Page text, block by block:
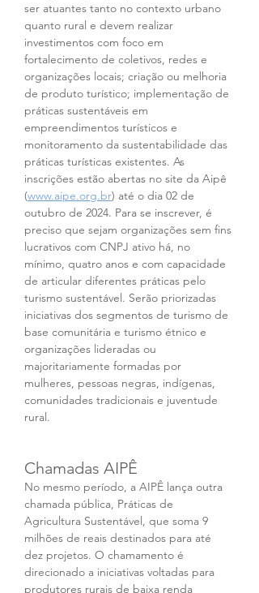
ser atuantes tanto no contexto urbano
quanto rural e devem realizar
investimentos com foco em
fortalecimento de coletivos, redes e
organizações locais; criação ou melhoria
de produto turístico; implementação de
práticas sustentáveis em
empreendimentos turísticos e
monitoramento da sustentabilidade das
práticas turísticas existentes. As
inscrições estão abertas no site da Aipê
(www.aipe.org.br) até o dia 02 de
outubro de 2024. Para se inscrever, é
preciso que sejam organizações sem fins
lucrativos com CNPJ ativo há, no
mínimo, quatro anos e com capacidade
de articular diferentes práticas pelo
turismo sustentável. Serão priorizadas
iniciativas dos segmentos de turismo de
base comunitária e turismo étnico e
organizações lideradas ou
majoritariamente formadas por
mulheres, pessoas negras, indígenas,
comunidades tradicionais e juventude
rural.
Chamadas AIPÊ
No mesmo período, a AIPÊ lança outra
chamada pública, Práticas de
Agricultura Sustentável, que soma 9
milhões de reais destinados para até
dez projetos. O chamamento é
direcionado a iniciativas voltadas para
produtores rurais de baixa renda